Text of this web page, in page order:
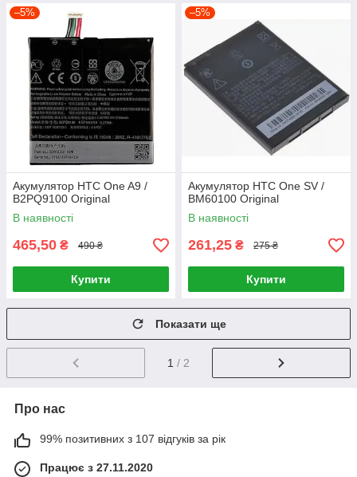
–5%
Акумулятор HTC One A9 /
B2PQ9100 Original
В наявності
465,50 ₴ 490 ₴
Купити
–5%
Акумулятор HTC One SV /
BM60100 Original
В наявності
261,25 ₴ 275 ₴
Купити
Показати ще
1 / 2
Про нас
99% позитивних з 107 відгуків за рік
Працює з 27.11.2020